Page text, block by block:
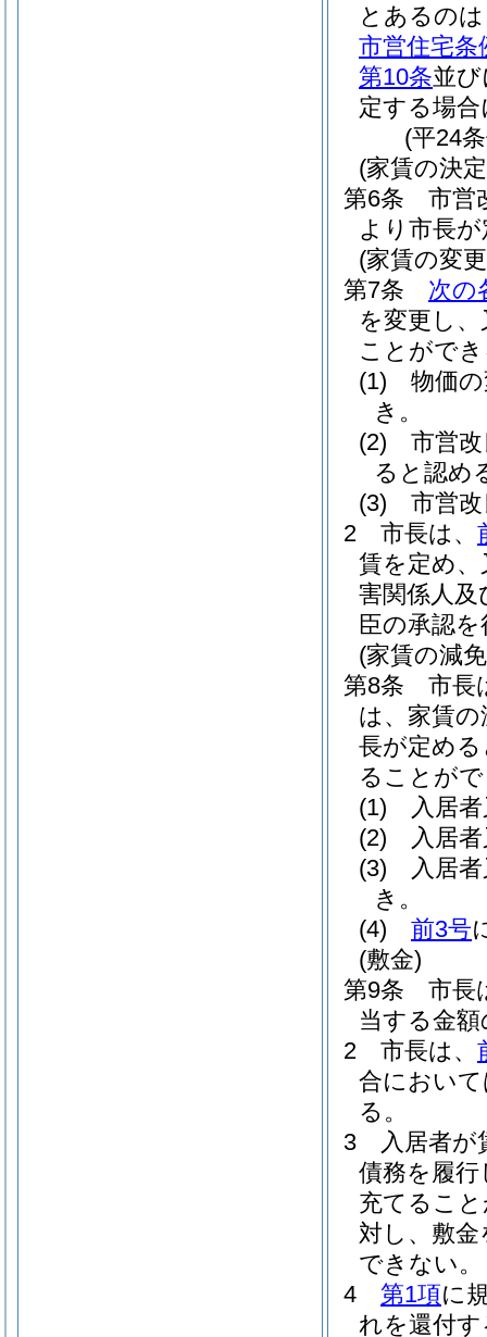
とあるの
市営住宅条
第10条並
定する場
(平24
(家賃の決
第6条
市営
より市長
(家賃の変
第7条
次の
を変更し、
ことがで
(1)
物価
き。
(2)
市営
ると認め
(3)
市営
2
市長は、
賃を定め
害関係人
臣の承認
(家賃の減
第8条
市長
は、家賃
長が定め
ることが
(1)
入居
(2)
入居
(3)
入居
き。
(4)
前3号
(敷金)
第9条
市長
当する金
2
市長は、
合におい
る。
3
入居者
債務を履
充てるこ
対し、敷
できない。
4
第1項に
れを還付す